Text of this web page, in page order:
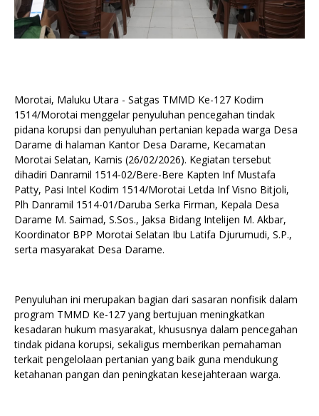
Morotai, Maluku Utara - Satgas TMMD Ke-127 Kodim
1514/Morotai menggelar penyuluhan pencegahan tindak
pidana korupsi dan penyuluhan pertanian kepada warga Desa
Darame di halaman Kantor Desa Darame, Kecamatan
Morotai Selatan, Kamis (26/02/2026). Kegiatan tersebut
dihadiri Danramil 1514-02/Bere-Bere Kapten Inf Mustafa
Patty, Pasi Intel Kodim 1514/Morotai Letda Inf Visno Bitjoli,
Plh Danramil 1514-01/Daruba Serka Firman, Kepala Desa
Darame M. Saimad, S.Sos., Jaksa Bidang Intelijen M. Akbar,
Koordinator BPP Morotai Selatan Ibu Latifa Djurumudi, S.P.,
serta masyarakat Desa Darame.
Penyuluhan ini merupakan bagian dari sasaran nonfisik dalam
program TMMD Ke-127 yang bertujuan meningkatkan
kesadaran hukum masyarakat, khususnya dalam pencegahan
tindak pidana korupsi, sekaligus memberikan pemahaman
terkait pengelolaan pertanian yang baik guna mendukung
ketahanan pangan dan peningkatan kesejahteraan warga.